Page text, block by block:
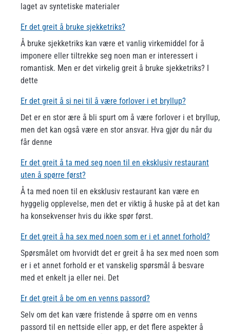
laget av syntetiske materialer
Er det greit å bruke sjekketriks?
Å bruke sjekketriks kan være et vanlig virkemiddel for å
imponere eller tiltrekke seg noen man er interessert i
romantisk. Men er det virkelig greit å bruke sjekketriks? I
dette
Er det greit å si nei til å være forlover i et bryllup?
Det er en stor ære å bli spurt om å være forlover i et bryllup,
men det kan også være en stor ansvar. Hva gjør du når du
får denne
Er det greit å ta med seg noen til en eksklusiv restaurant
uten å spørre først?
Å ta med noen til en eksklusiv restaurant kan være en
hyggelig opplevelse, men det er viktig å huske på at det kan
ha konsekvenser hvis du ikke spør først.
Er det greit å ha sex med noen som er i et annet forhold?
Spørsmålet om hvorvidt det er greit å ha sex med noen som
er i et annet forhold er et vanskelig spørsmål å besvare
med et enkelt ja eller nei. Det
Er det greit å be om en venns passord?
Selv om det kan være fristende å spørre om en venns
passord til en nettside eller app, er det flere aspekter å